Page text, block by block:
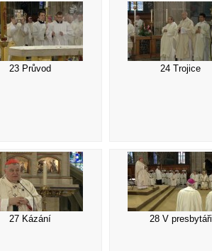
23 Průvod 24 Trojice
27 Kázání 28 V presbytáři